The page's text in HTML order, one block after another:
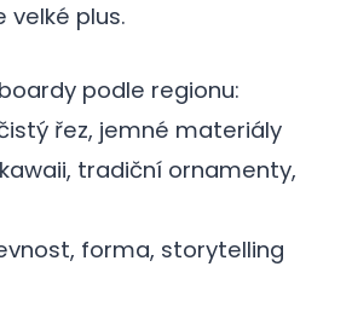
velké plus.
podle regionu:
řez, jemné materiály
tradiční ornamenty,
forma, storytelling